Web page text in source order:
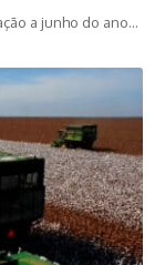
a junho do ano…